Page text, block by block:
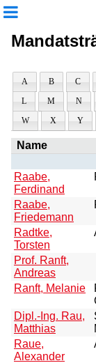
A B C
L
M N
W
X Y
Name
Raabe,
Ferdinand
Raabe,
Friedemann
Radtke,
Torsten
Prof. Ranft,
Andreas
Ranft, Melanie
Dipl.-Ing. Rau,
Matthias
Raue,
Alexander